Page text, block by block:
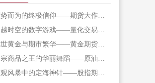
顺势而为的终极信仰——期货大作手的修
跨越时空的数字游戏——量化交易在期货
乱世黄金与期市繁华——黄金期货的避险
大宗商品之王的华丽舞蹈——原油期货的
宏观风暴中的定海神针——股指期货的对